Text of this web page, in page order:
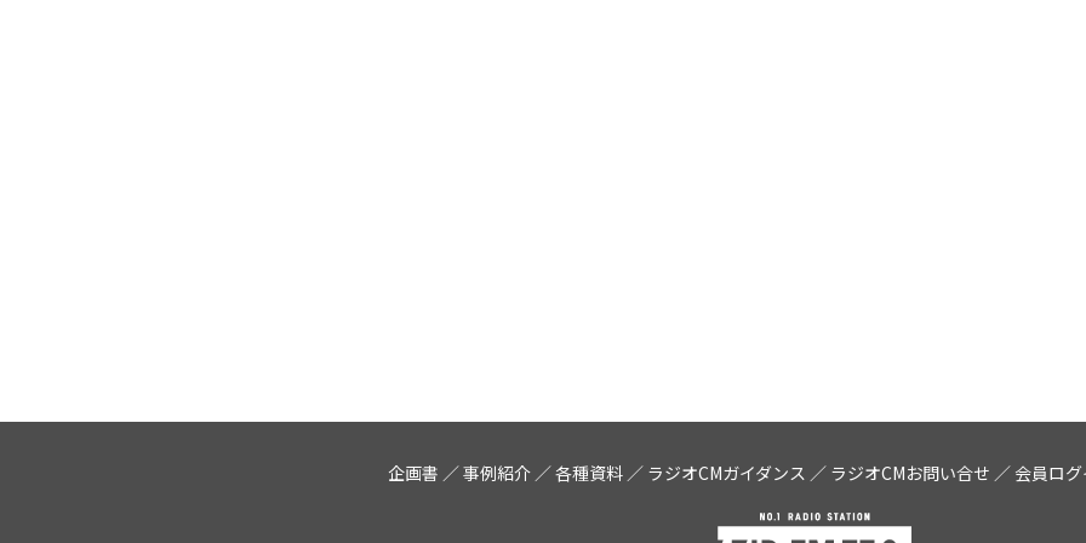
企画書 事例紹介 各種資料 ラジオCMガイダンス ラジオCMお問い合せ 会員ロ